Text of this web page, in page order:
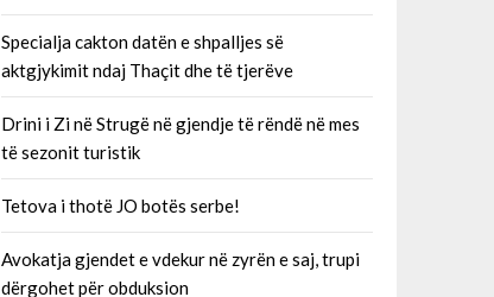
Specialja cakton datën e shpalljes së
aktgjykimit ndaj Thaçit dhe të tjerëve
Drini i Zi në Strugë në gjendje të rëndë në mes
të sezonit turistik
Tetova i thotë JO botës serbe!
Avokatja gjendet e vdekur në zyrën e saj, trupi
dërgohet për obduksion